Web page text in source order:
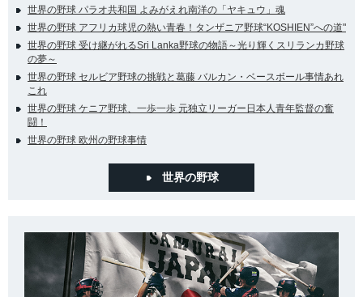
世界の野球 パラオ共和国 よみがえれ南洋の「ヤキュウ」魂
世界の野球 アフリカ球児の熱い青春！タンザニア野球“KOSHIEN”への道"
世界の野球 受け継がれるSri Lanka野球の物語～光り輝くスリランカ野球
の夢～
世界の野球 セルビア野球の挑戦と葛藤 バルカン・ベースボール事情あれ
これ
世界の野球 ケニア野球、一歩一歩 元独立リーガー日本人青年監督の奮
闘！
世界の野球 欧州の野球事情
世界の野球